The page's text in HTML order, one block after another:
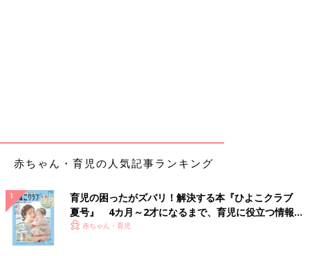
赤ちゃん・育児の人気記事ランキング
育児の困ったがズバリ！解決する本『ひよこクラブ
夏号』 4カ月～2才になるまで、育児に役立つ情報が
いっぱい！
赤ちゃん・育児